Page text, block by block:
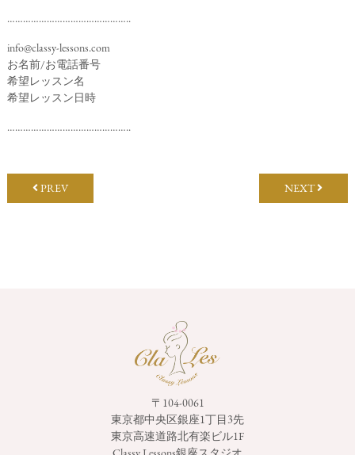
………………………………………..
info@classy-lessons.com
お名前/お電話番号
希望レッスン名
希望レッスン日時
………………………………………..
PREV NEXT
〒104-0061
東京都中央区銀座1丁目3先
東京高速道路北有楽ビル1F